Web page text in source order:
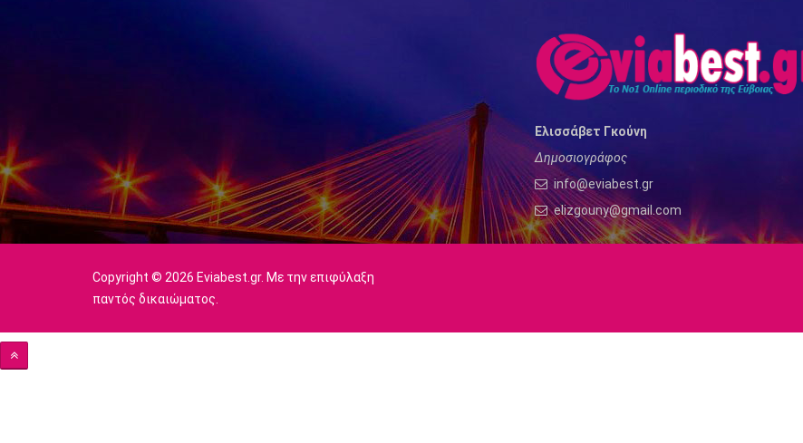
Ελισσάβετ Γκούνη
Δημοσιογράφος
info@eviabest.gr
elizgouny@gmail.com
Copyright © 2026 Eviabest.gr. Με την επιφύλαξη
παντός δικαιώματος.